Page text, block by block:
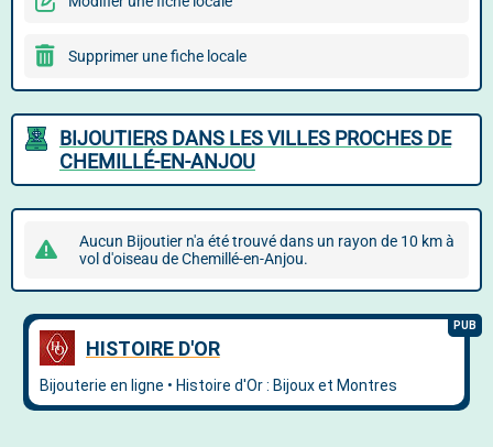
Supprimer une fiche locale
BIJOUTIERS DANS LES VILLES PROCHES DE
CHEMILLÉ-EN-ANJOU
Aucun Bijoutier n'a été trouvé dans un rayon de 10 km à
vol d'oiseau de Chemillé-en-Anjou.